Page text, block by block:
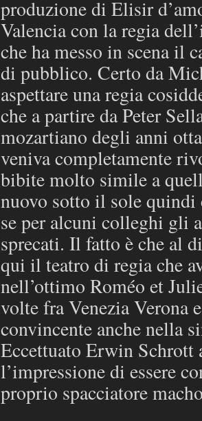
produzione di Elisir
Valencia con la regia
che ha messo in scena il
di pubblico. Certo da
aspettare una regia
che a partire da Peter
mozartiano degli anni
veniva completamente
bibite molto simile a
nuovo sotto il sole quindi
se per alcuni colleghi gli
sprecati. Il fatto è che al
qui il teatro di regia che
nell’ottimo Roméo et
volte fra Venezia Verona
convincente anche nella
Eccettuato Erwin Schrott
l’impressione di essere
proprio spacciatore